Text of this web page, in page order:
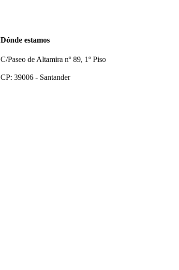
Dónde estamos
C/Paseo de Altamira nº 89, 1º Piso
CP: 39006 - Santander